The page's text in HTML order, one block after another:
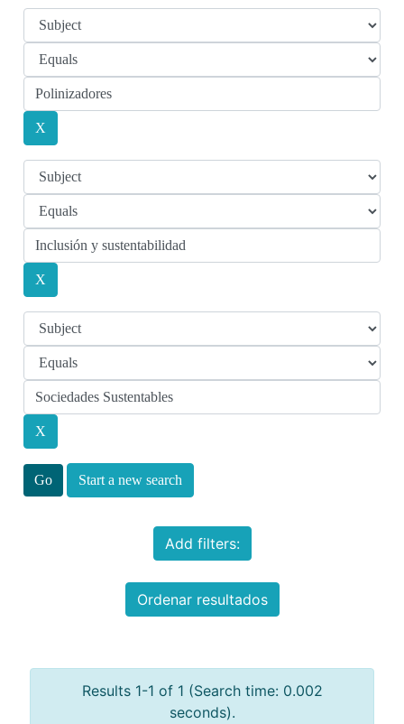
Start a new search
Add filters:
Ordenar resultados
Results 1-1 of 1 (Search time: 0.002
seconds).